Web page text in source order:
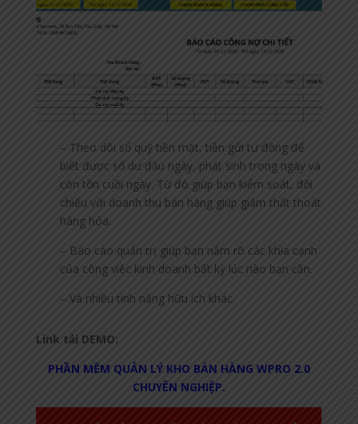
– Theo dõi sổ quỹ tiền mặt, tiền gửi tự động để
biết được số dư đầu ngày, phát sinh trong ngày và
còn tồn cuồi ngày. Từ đó giúp bạn kiểm soát, đối
chiếu với doanh thu bán hàng giúp giảm thất thoát
hàng hóa.
– Báo cáo quản trị giúp bạn nắm rõ các khía cạnh
của công việc kinh doanh bất kỳ lúc nào bạn cần.
– Và nhiều tính năng hữu ích khác.
Link tải DEMO:
PHẦN MỀM QUẢN LÝ KHO BÁN HÀNG WPRO 2.0
CHUYÊN NGHIỆP.